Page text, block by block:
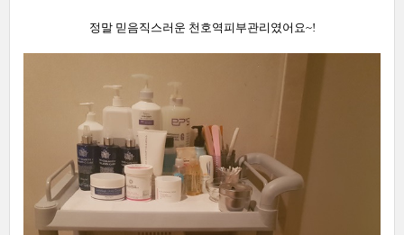
정말 믿음직스러운 천호역피부관리였어요~!